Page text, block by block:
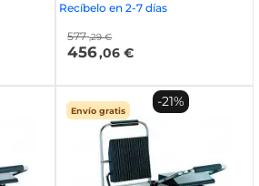
Recíbelo en 2-7 días
577 ,29 €
456,06 €
Envío gratis
-21%